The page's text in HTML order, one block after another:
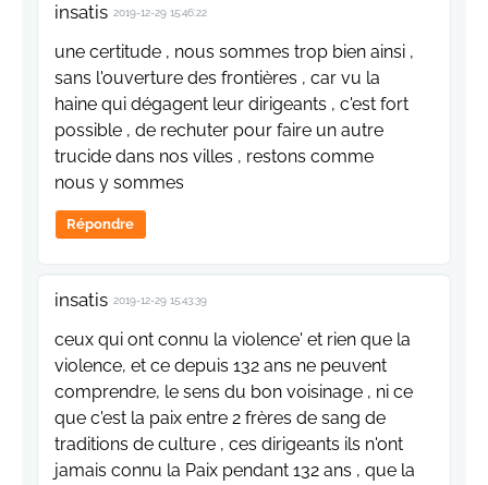
insatis 2019-12-29 15:46:22
une certitude , nous sommes trop bien ainsi ,
sans l'ouverture des frontières , car vu la
haine qui dégagent leur dirigeants , c'est fort
possible , de rechuter pour faire un autre
trucide dans nos villes , restons comme
nous y sommes
Répondre
insatis 2019-12-29 15:43:39
ceux qui ont connu la violence' et rien que la
violence, et ce depuis 132 ans ne peuvent
comprendre, le sens du bon voisinage , ni ce
que c'est la paix entre 2 frères de sang de
traditions de culture , ces dirigeants ils n'ont
jamais connu la Paix pendant 132 ans , que la